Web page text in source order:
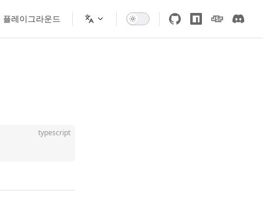
플레이그라운드
typescript